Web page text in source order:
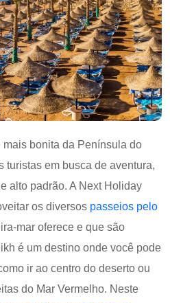
bonita da Península do
turistas em busca de aventura,
alto padrão. A Next Holiday
os diversos passeios pelo
mar oferece e que são
é um destino onde você pode
ir ao centro do deserto ou
do Mar Vermelho. Neste